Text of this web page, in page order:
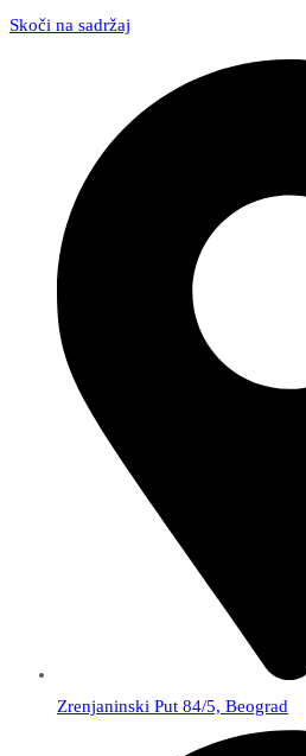
Skoči na sadržaj
Zrenjaninski Put 84/5, Beograd